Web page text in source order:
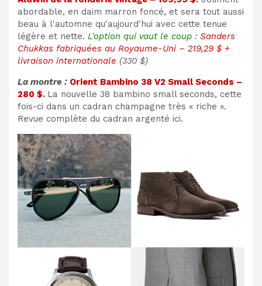
abordable, en daim marron foncé, et sera tout aussi
beau à l'automne qu'aujourd'hui avec cette tenue
légère et nette. L'option qui vaut le coup : Sanders
Chukkas fabriquées au Royaume-Uni – 219,29 $ +
livraison internationale (330 $)
La montre : Orient Bambino 38 V2 Small Seconds –
280 $. La nouvelle 38 bambino small seconds, cette
fois-ci dans un cadran champagne très « riche ».
Revue complète du cadran argenté ici.